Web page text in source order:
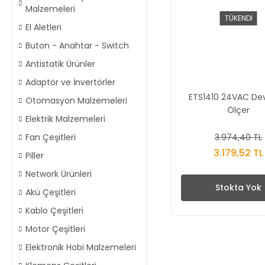
Malzemeleri
El Aletleri
Buton - Anahtar - Switch
Antistatik Ürünler
Adaptör ve İnvertörler
Otomasyon Malzemeleri
Elektrik Malzemeleri
Fan Çeşitleri
Piller
Network Ürünleri
Akü Çeşitleri
Kablo Çeşitleri
Motor Çeşitleri
Elektronik Hobi Malzemeleri
TÜKENDİ
ETS1410 24VAC
Ölçer
3.974,40 TL
3.179,52 TL
Stokta Yok